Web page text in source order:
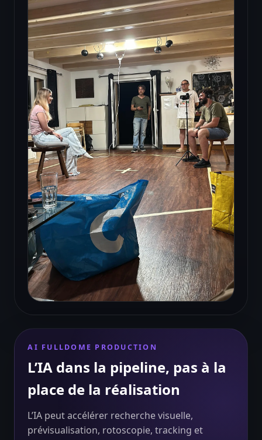
Capture de performance et contrôle du
mouvement
AI FULLDOME PRODUCTION
L’IA dans la pipeline, pas à la
place de la réalisation
L’IA peut accélérer recherche visuelle,
prévisualisation, rotoscopie, tracking et